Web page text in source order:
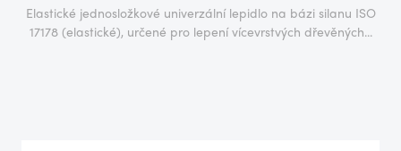
Elastické jednosložkové univerzální lepidlo na bázi silanu ISO
17178 (elastické), určené pro lepení vícevrstvých dřevěných...